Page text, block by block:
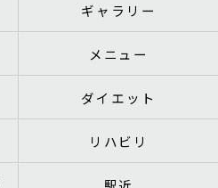
ギャラリー
メニュー
ダイエット
リハビリ